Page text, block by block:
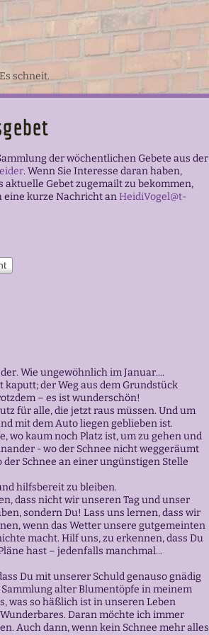
schneit.
der wöchentlichen Gebete aus der
. Wenn Sie Interesse daran haben,
aktuelle Gebet zugemailt zu bekommen,
eine kurze Nachricht anHeidiVogel@t-
Wie ungewöhnlich im Januar....
kaputt; der Weg aus dem Grundstück
– es ist wunderschön!
für alle, die jetzt raus müssen. Und um
mit dem Auto liegen geblieben ist.
wo kaum noch Platz ist, um zu gehen und
- wo der Schnee nicht weggeräumt
der Schnee an einer ungünstigen Stelle
hilfsbereit zu bleiben.
dass nicht wir unseren Tag und unser
sondern Du! Lass uns lernen, dass wir
wenn das Wetter unsere gutgemeinten
macht. Hilf uns, zu erkennen, dass Du
hast – jedenfalls manchmal...
Du mit unserer Schuld genauso gnädig
alter Blumentöpfe in meinem
was so häßlich ist in unseren Leben
Daran möchte ich immer
Auch dann, wenn kein Schnee mehr alles